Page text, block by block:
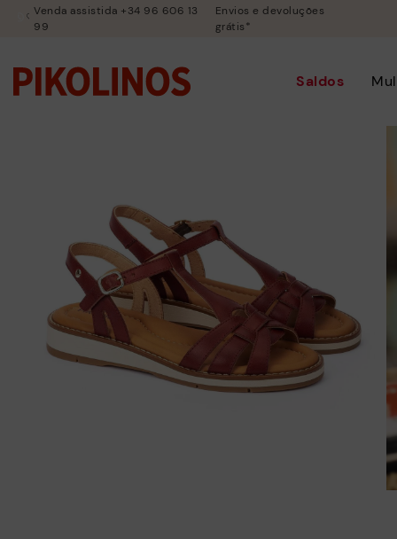
Venda assistida +34 96 606 13
99
Envios e devoluções
grátis*
Saldos